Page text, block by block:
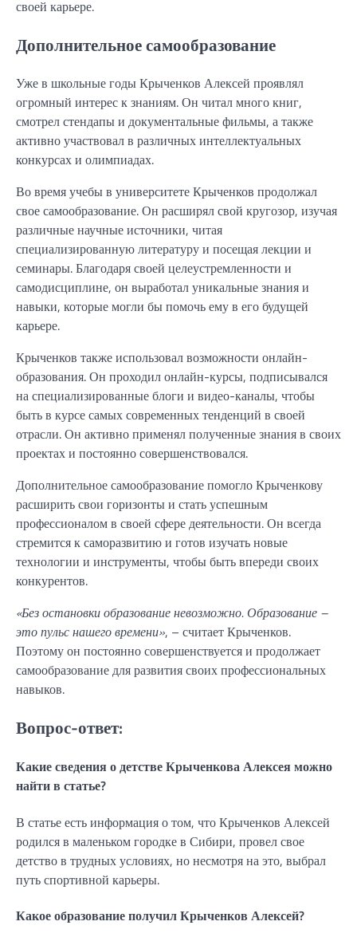
своей карьере.
Дополнительное самообразование
Уже в школьные годы Крыченков Алексей проявлял
огромный интерес к знаниям. Он читал много книг,
смотрел стендапы и документальные фильмы, а также
активно участвовал в различных интеллектуальных
конкурсах и олимпиадах.
Во время учебы в университете Крыченков продолжал
свое самообразование. Он расширял свой кругозор, изучая
различные научные источники, читая
специализированную литературу и посещая лекции и
семинары. Благодаря своей целеустремленности и
самодисциплине, он выработал уникальные знания и
навыки, которые могли бы помочь ему в его будущей
карьере.
Крыченков также использовал возможности онлайн-
образования. Он проходил онлайн-курсы, подписывался
на специализированные блоги и видео-каналы, чтобы
быть в курсе самых современных тенденций в своей
отрасли. Он активно применял полученные знания в своих
проектах и постоянно совершенствовался.
Дополнительное самообразование помогло Крыченкову
расширить свои горизонты и стать успешным
профессионалом в своей сфере деятельности. Он всегда
стремится к саморазвитию и готов изучать новые
технологии и инструменты, чтобы быть впереди своих
конкурентов.
«Без остановки образование невозможно. Образование –
это пульс нашего времени», – считает Крыченков.
Поэтому он постоянно совершенствуется и продолжает
самообразование для развития своих профессиональных
навыков.
Вопрос-ответ:
Какие сведения о детстве Крыченкова Алексея можно
найти в статье?
В статье есть информация о том, что Крыченков Алексей
родился в маленьком городке в Сибири, провел свое
детство в трудных условиях, но несмотря на это, выбрал
путь спортивной карьеры.
Какое образование получил Крыченков Алексей?